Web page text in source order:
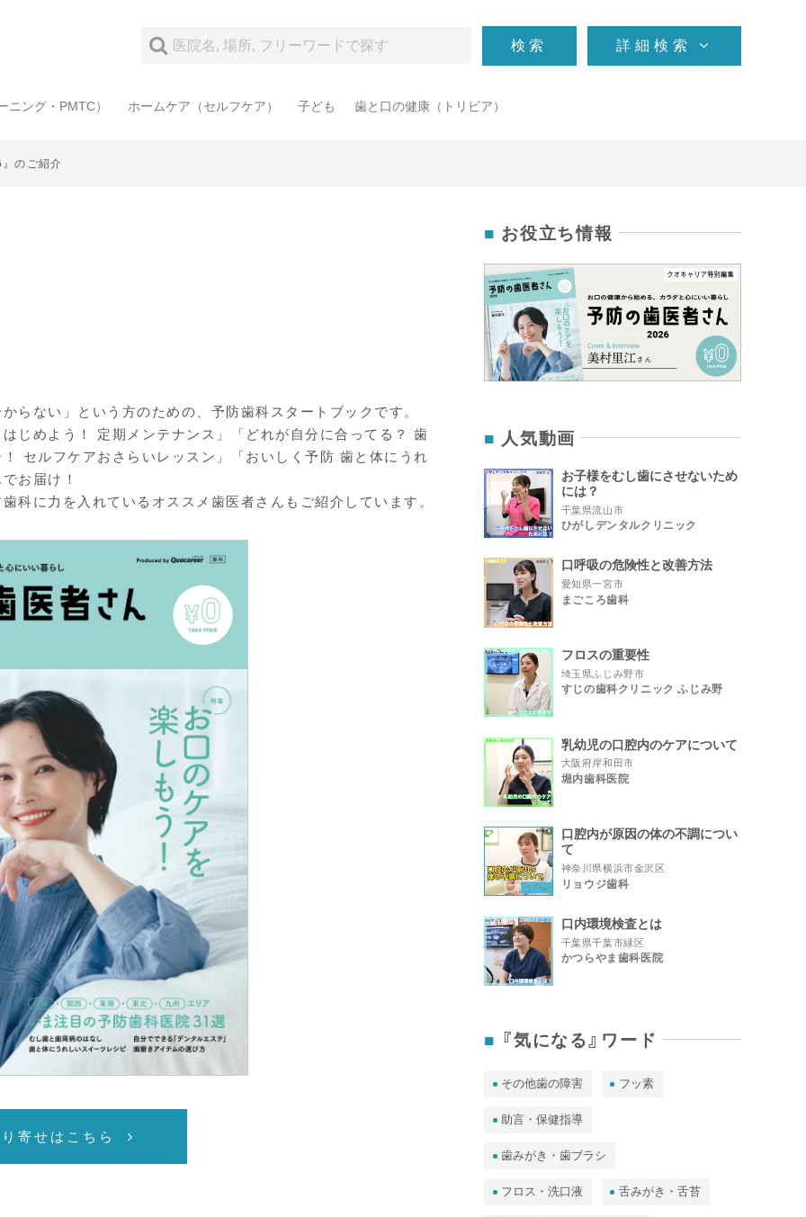
検索 詳細検索
ニング・PMTC） ホームケア（セルフケア） 子ども 歯と口の健康（トリビア）
のご紹介
らない」という方のための、予防歯科スタートブックです。
じめよう！ 定期メンテナンス」「どれが自分に合ってる？ 歯
セルフケアおさらいレッスン」「おいしく予防 歯と体にうれ
お届け！
科に力を入れているオススメ歯医者さんもご紹介しています。
寄せはこちら
お役立ち情報
人気動画
お子様をむし歯にさせないため
には？
千葉県流山市
ひがしデンタルクリニック
口呼吸の危険性と改善方法
愛知県一宮市
まごころ歯科
フロスの重要性
埼玉県ふじみ野市
すじの歯科クリニック ふじみ野
乳幼児の口腔内のケアについて
大阪府岸和田市
堀内歯科医院
口腔内が原因の体の不調につい
て
神奈川県横浜市金沢区
リョウジ歯科
口内環境検査とは
千葉県千葉市緑区
かつらやま歯科医院
『気になる』ワード
その他歯の障害 フッ素
助言・保健指導
歯みがき・歯ブラシ
フロス・洗口液 舌みがき・舌苔